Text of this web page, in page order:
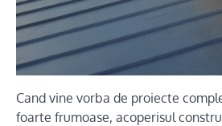
Cand vine vorba de proiecte
foarte frumoase, acoperisul